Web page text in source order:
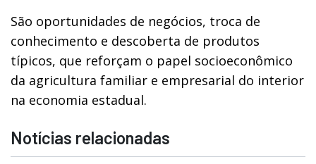
São oportunidades de negócios, troca de
conhecimento e descoberta de produtos
típicos, que reforçam o papel socioeconômico
da agricultura familiar e empresarial do interior
na economia estadual.
Notícias relacionadas